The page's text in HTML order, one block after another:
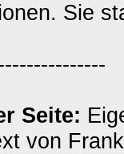
Sie
Seite:
von